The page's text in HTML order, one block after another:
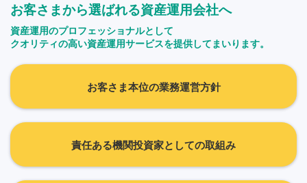
お客さまから選ばれる資産運用会社へ
資産運用のプロフェッショナルとして
クオリティの高い資産運用サービスを提供してまいります。
お客さま本位の業務運営方針
責任ある機関投資家としての取組み